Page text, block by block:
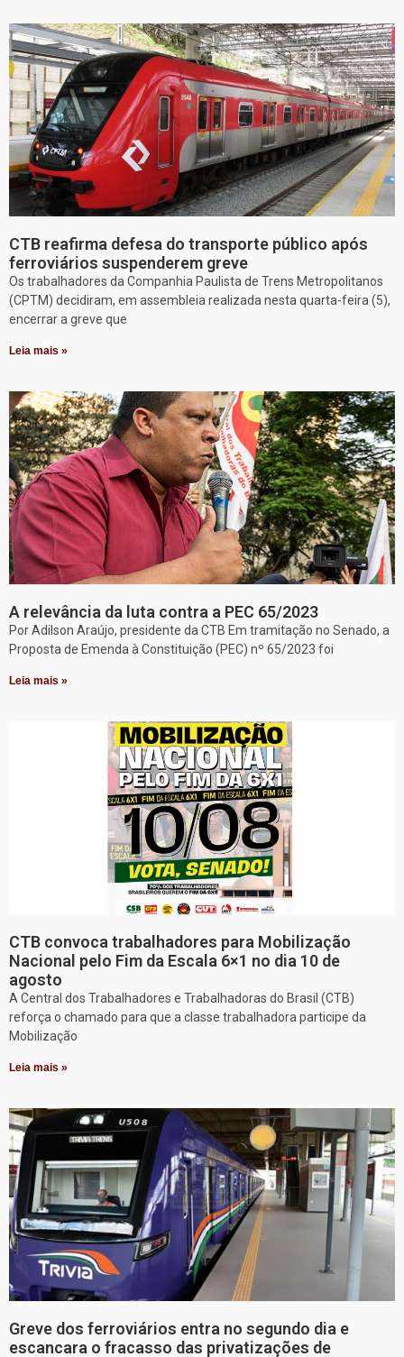
CTB reafirma defesa do transporte público após
ferroviários suspenderem greve
Os trabalhadores da Companhia Paulista de Trens Metropolitanos
(CPTM) decidiram, em assembleia realizada nesta quarta-feira (5),
encerrar a greve que
Leia mais »
A relevância da luta contra a PEC 65/2023
Por Adilson Araújo, presidente da CTB Em tramitação no Senado, a
Proposta de Emenda à Constituição (PEC) nº 65/2023 foi
Leia mais »
CTB convoca trabalhadores para Mobilização
Nacional pelo Fim da Escala 6×1 no dia 10 de
agosto
A Central dos Trabalhadores e Trabalhadoras do Brasil (CTB)
reforça o chamado para que a classe trabalhadora participe da
Mobilização
Leia mais »
Greve dos ferroviários entra no segundo dia e
escancara o fracasso das privatizações de